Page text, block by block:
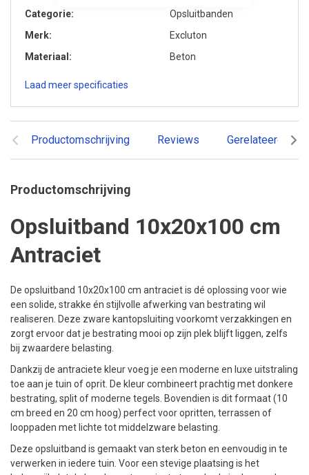
Productomschrijving Reviews Gerelateerde
Productomschrijving
Opsluitband 10x20x100 cm
Antraciet
De opsluitband 10x20x100 cm antraciet is dé oplossing voor wie
een solide, strakke én stijlvolle afwerking van bestrating wil
realiseren. Deze zware kantopsluiting voorkomt verzakkingen en
zorgt ervoor dat je bestrating mooi op zijn plek blijft liggen, zelfs
bij zwaardere belasting.
Dankzij de antraciete kleur voeg je een moderne en luxe uitstraling
toe aan je tuin of oprit. De kleur combineert prachtig met donkere
bestrating, split of moderne tegels. Bovendien is dit formaat (10
cm breed en 20 cm hoog) perfect voor opritten, terrassen of
looppaden met lichte tot middelzware belasting.
Deze opsluitband is gemaakt van sterk beton en eenvoudig in te
verwerken in iedere tuin. Voor een stevige plaatsing is het
Categorie
Opsluitbanden
Merk
Excluton
Materiaal
Beton
Laad meer specificaties